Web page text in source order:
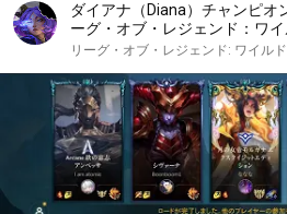
ダイアナ（Diana）チャンピオ
ーグ・オブ・レジェンド：ワイ
リーグ・オブ・レジェンド: ワイル